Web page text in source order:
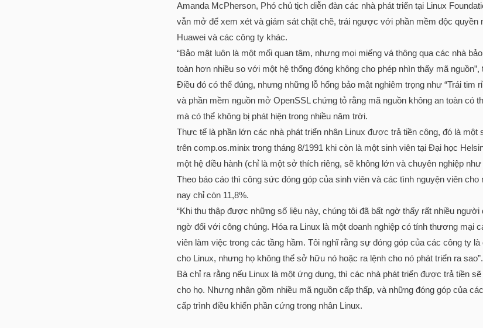
Amanda McPherson, Phó chủ tịch diễn đàn các nhà phát triển tại Linux
vẫn mở để xem xét và giám sát chặt chẽ, trái ngược với phần mềm độc
Huawei và các công ty khác.
“Bảo mật luôn là một mối quan tâm, nhưng mọi miếng vá thông qua các nhà
toàn hơn nhiều so với một hệ thống đóng không cho phép nhìn thấy mã nguồn”,
Điều đó có thể đúng, nhưng những lỗ hổng bảo mật nghiêm trọng như “Trái
và phần mềm nguồn mở OpenSSL chứng tỏ rằng mã nguồn không an toàn
mà có thể không bị phát hiện trong nhiều năm trời.
Thực tế là phần lớn các nhà phát triển nhân Linux được trả tiền công, đó là
trên comp.os.minix trong tháng 8/1991 khi còn là một sinh viên tại Đại học
một hệ điều hành (chỉ là một sở thích riêng, sẽ không lớn và chuyên nghiệp
Theo báo cáo thì công sức đóng góp của sinh viên và các tình nguyện viên
nay chỉ còn 11,8%.
“Khi thu thập được những số liệu này, chúng tôi đã bất ngờ thấy rất nhiều
ngờ đối với công chúng. Hóa ra Linux là một doanh nghiệp có tính thương mại
viên làm việc trong các tầng hầm. Tôi nghĩ rằng sự đóng góp của các công ty
cho Linux, nhưng họ không thể sở hữu nó hoặc ra lệnh cho nó phát triển ra sao”.
Bà chỉ ra rằng nếu Linux là một ứng dụng, thì các nhà phát triển được trả tiền
cho họ. Nhưng nhân gồm nhiều mã nguồn cấp thấp, và những đóng góp của
cấp trình điều khiển phần cứng trong nhân Linux.